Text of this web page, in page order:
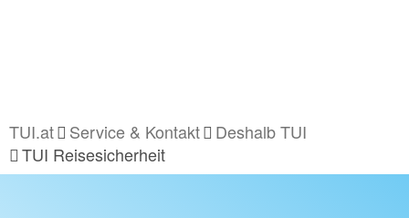
TUI.at Service & Kontakt
Deshalb TUI
TUI Reisesicherheit